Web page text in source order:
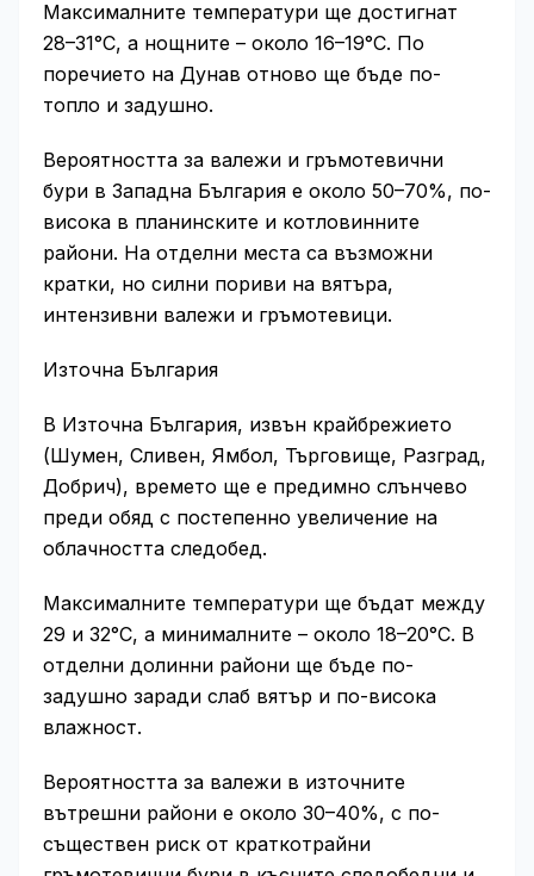
Максималните температури ще достигнат
28–31°C, а нощните – около 16–19°C. По
поречието на Дунав отново ще бъде по-
топло и задушно.
Вероятността за валежи и гръмотевични
бури в Западна България е около 50–70%, по-
висока в планинските и котловинните
райони. На отделни места са възможни
кратки, но силни пориви на вятъра,
интензивни валежи и гръмотевици.
Източна България
В Източна България, извън крайбрежието
(Шумен, Сливен, Ямбол, Търговище, Разград,
Добрич), времето ще е предимно слънчево
преди обяд с постепенно увеличение на
облачността следобед.
Максималните температури ще бъдат между
29 и 32°C, а минималните – около 18–20°C. В
отделни долинни райони ще бъде по-
задушно заради слаб вятър и по-висока
влажност.
Вероятността за валежи в източните
вътрешни райони е около 30–40%, с по-
съществен риск от краткотрайни